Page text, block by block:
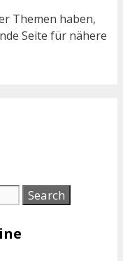
Themen haben,
Seite für nähere